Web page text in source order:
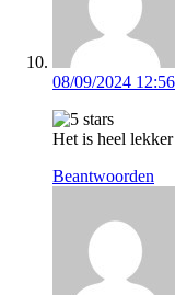
08/09/2024 12:56
Het is heel lekker
Beantwoorden